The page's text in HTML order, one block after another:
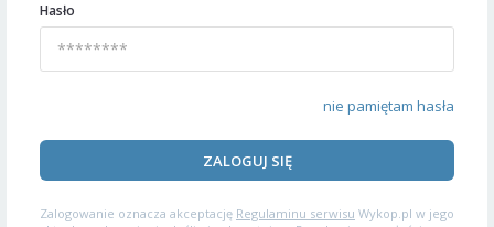
Hasło
nie pamiętam hasła
ZALOGUJ SIĘ
Zalogowanie oznacza akceptację Regulaminu serwisu Wykop.pl w jego